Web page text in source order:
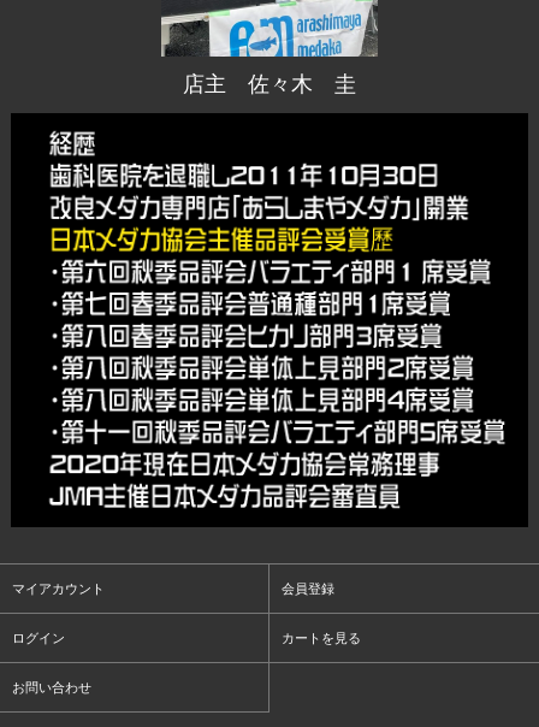
店主 佐々木 圭
マイアカウント 会員登録
ログイン カートを見る
お問い合わせ